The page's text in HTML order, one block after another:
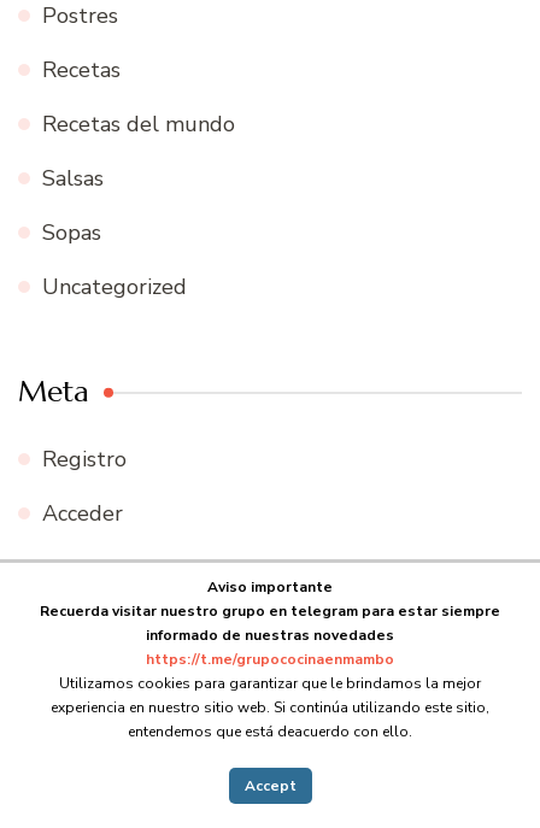
Postres
Recetas
Recetas del mundo
Salsas
Sopas
Uncategorized
Meta
Registro
Acceder
Feed de entradas
Feed de comentarios
WordPress.org
Cocina en Mambo
Aviso importante
Recuerda visitar nuestro grupo en telegram para estar siempre
informado de nuestras novedades
https://t.me/grupococinaenmambo
Utilizamos cookies para garantizar que le brindamos la mejor
experiencia en nuestro sitio web. Si continúa utilizando este sitio,
entendemos que está deacuerdo con ello.
Accept